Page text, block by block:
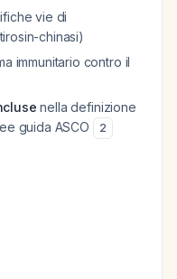
vie di
chinasi)
immunitario contro il
nella definizione
guida ASCO
2